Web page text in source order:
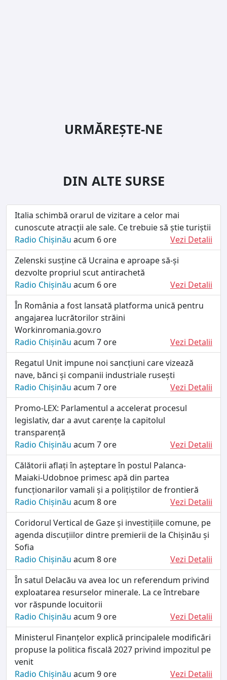
URMĂREȘTE-NE
DIN ALTE SURSE
Italia schimbă orarul de vizitare a celor mai
cunoscute atracții ale sale. Ce trebuie să știe turiștii
Radio Chișinău acum 6 ore
Vezi Detalii
Zelenski susține că Ucraina e aproape să-și
dezvolte propriul scut antirachetă
Radio Chișinău acum 6 ore
Vezi Detalii
În România a fost lansată platforma unică pentru
angajarea lucrătorilor străini
Workinromania.gov.ro
Radio Chișinău acum 7 ore
Vezi Detalii
Regatul Unit impune noi sancțiuni care vizează
nave, bănci și companii industriale rusești
Radio Chișinău acum 7 ore
Vezi Detalii
Promo-LEX: Parlamentul a accelerat procesul
legislativ, dar a avut carențe la capitolul
transparență
Radio Chișinău acum 7 ore
Vezi Detalii
Călătorii aflați în așteptare în postul Palanca-
Maiaki-Udobnoe primesc apă din partea
funcționarilor vamali și a polițiștilor de frontieră
Radio Chișinău acum 8 ore
Vezi Detalii
Coridorul Vertical de Gaze și investițiile comune, pe
agenda discuțiilor dintre premierii de la Chișinău și
Sofia
Radio Chișinău acum 8 ore
Vezi Detalii
În satul Delacău va avea loc un referendum privind
exploatarea resurselor minerale. La ce întrebare
vor răspunde locuitorii
Radio Chișinău acum 9 ore
Vezi Detalii
Ministerul Finanțelor explică principalele modificări
propuse la politica fiscală 2027 privind impozitul pe
venit
Radio Chișinău acum 9 ore
Vezi Detalii